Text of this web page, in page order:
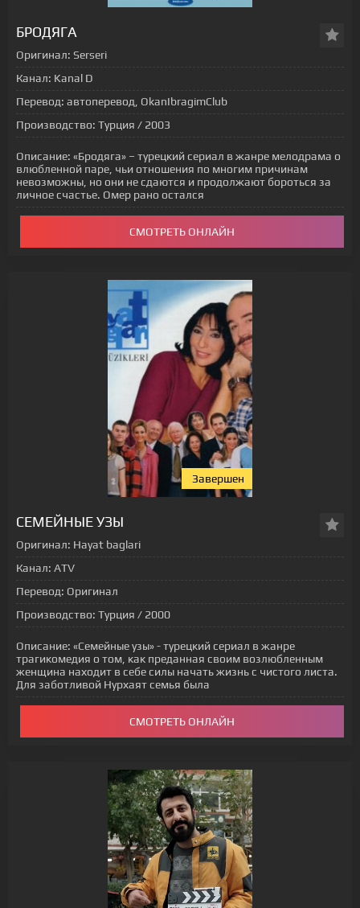
БРОДЯГА
Оригинал: Serseri
Канал: Kanal D
Перевод: автоперевод, OkanIbragimClub
Производство: Турция / 2003
Описание: «Бродяга» – турецкий сериал в жанре мелодрама о
влюбленной паре, чьи отношения по многим причинам
невозможны, но они не сдаются и продолжают бороться за
личное счастье. Омер рано остался
СМОТРЕТЬ ОНЛАЙН
Завершен
СЕМЕЙНЫЕ УЗЫ
Оригинал: Hayat baglari
Канал: ATV
Перевод: Оригинал
Производство: Турция / 2000
Описание: «Семейные узы» - турецкий сериал в жанре
трагикомедия о том, как преданная своим возлюбленным
женщина находит в себе силы начать жизнь с чистого листа.
Для заботливой Нурхаят семья была
СМОТРЕТЬ ОНЛАЙН